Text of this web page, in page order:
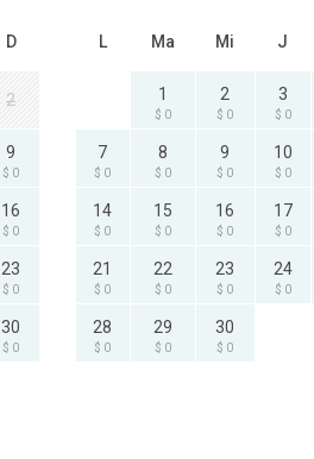
D
2
9
$ 0
16
$ 0
23
$ 0
30
$ 0
L Ma Mi J
1
$ 0
2
$ 0
3
$ 0
7
$ 0
8
$ 0
9
$ 0
10
$ 0
14
$ 0
15
$ 0
16
$ 0
17
$ 0
21
$ 0
22
$ 0
23
$ 0
24
$ 0
28
$ 0
29
$ 0
30
$ 0